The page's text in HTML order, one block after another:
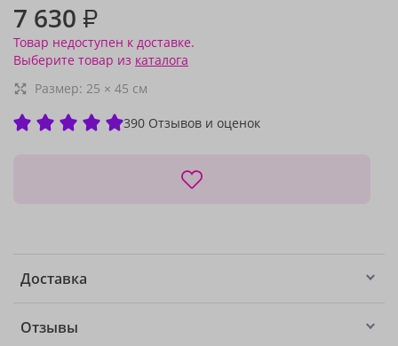
7 630 ₽
Товар недоступен к доставке.
Выберите товар из каталога
Размер: 25 × 45 см
390 Отзывов и оценок
Доставка
Отзывы